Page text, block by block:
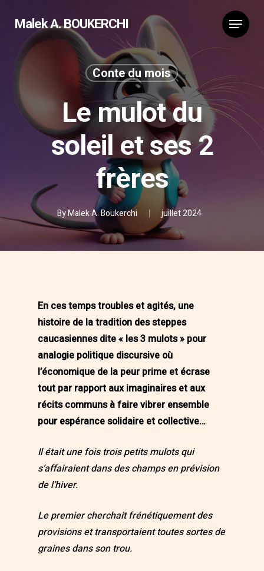
Malek A. BOUKERCHI
Conte du mois
Le mulot du
soleil et ses 2
frères
ByMalek A. Boukerchi juillet 2024
En ces temps troubles et agités, une
histoire de la tradition des steppes
caucasiennes dite « les 3 mulots » pour
analogie politique discursive où
l’économique de la peur prime et écrase
tout par rapport aux imaginaires et aux
récits communs à faire vibrer ensemble
pour espérance solidaire et collective…
Il était une fois trois petits mulots qui
s’affairaient dans des champs en prévision
de l’hiver.
Le premier cherchait frénétiquement des
provisions et transportaient toutes sortes de
graines dans son trou.